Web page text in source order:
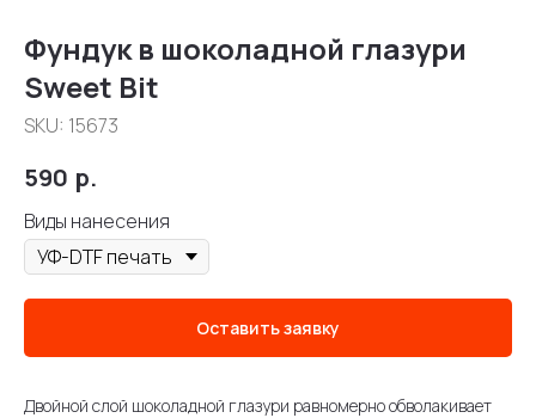
Фундук в шоколадной глазури
Sweet Bit
SKU: 15673
590 р.
Виды нанесения
Оставить заявку
Двойной слой шоколадной глазури равномерно обволакивает